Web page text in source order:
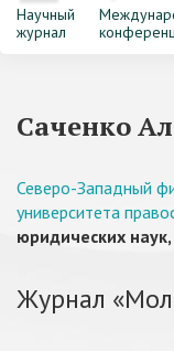
Научный
журнал
Саченко
Северо-Западный
университета
юридических
Журнал